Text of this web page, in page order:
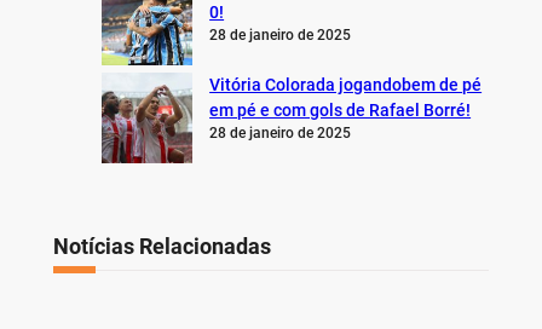
0!
28 de janeiro de 2025
Vitória Colorada jogandobem de pé
em pé e com gols de Rafael Borré!
28 de janeiro de 2025
Notícias Relacionadas